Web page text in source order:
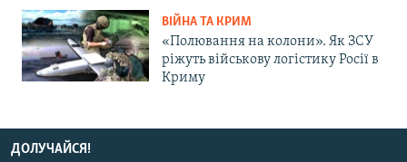
ВІЙНА ТА КРИМ
«Полювання на колони». Як ЗСУ
ріжуть військову логістику Росії в
Криму
ДОЛУЧАЙСЯ!